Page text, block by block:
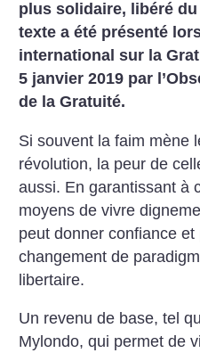
plus solidaire, libéré
texte a été présenté
international sur la
5 janvier 2019 par
de la Gratuité.
Si souvent la faim mène
révolution, la peur de
aussi. En garantissant à
moyens de vivre
peut donner confiance et
changement de
libertaire.
Un revenu de base, tel
Mylondo, qui permet de